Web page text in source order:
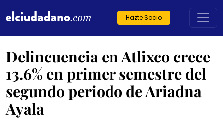
Hazte Socio
Delincuencia en Atlixco crece
13.6% en primer semestre del
segundo periodo de Ariadna
Ayala